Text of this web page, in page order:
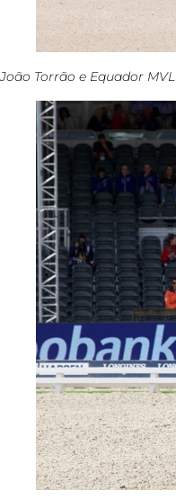
João Torrão e Equador MVL